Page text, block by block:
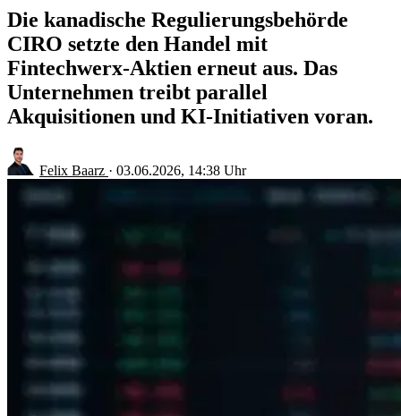
Die kanadische Regulierungsbehörde
CIRO setzte den Handel mit
Fintechwerx-Aktien erneut aus. Das
Unternehmen treibt parallel
Akquisitionen und KI-Initiativen voran.
Felix Baarz · 03.06.2026, 14:38 Uhr